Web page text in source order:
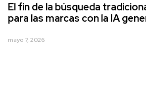
El fin de la búsqueda
para las marcas con la IA
mayo 7, 2026